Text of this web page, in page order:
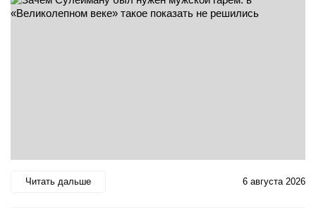
Читать дальше 6 августа 2026